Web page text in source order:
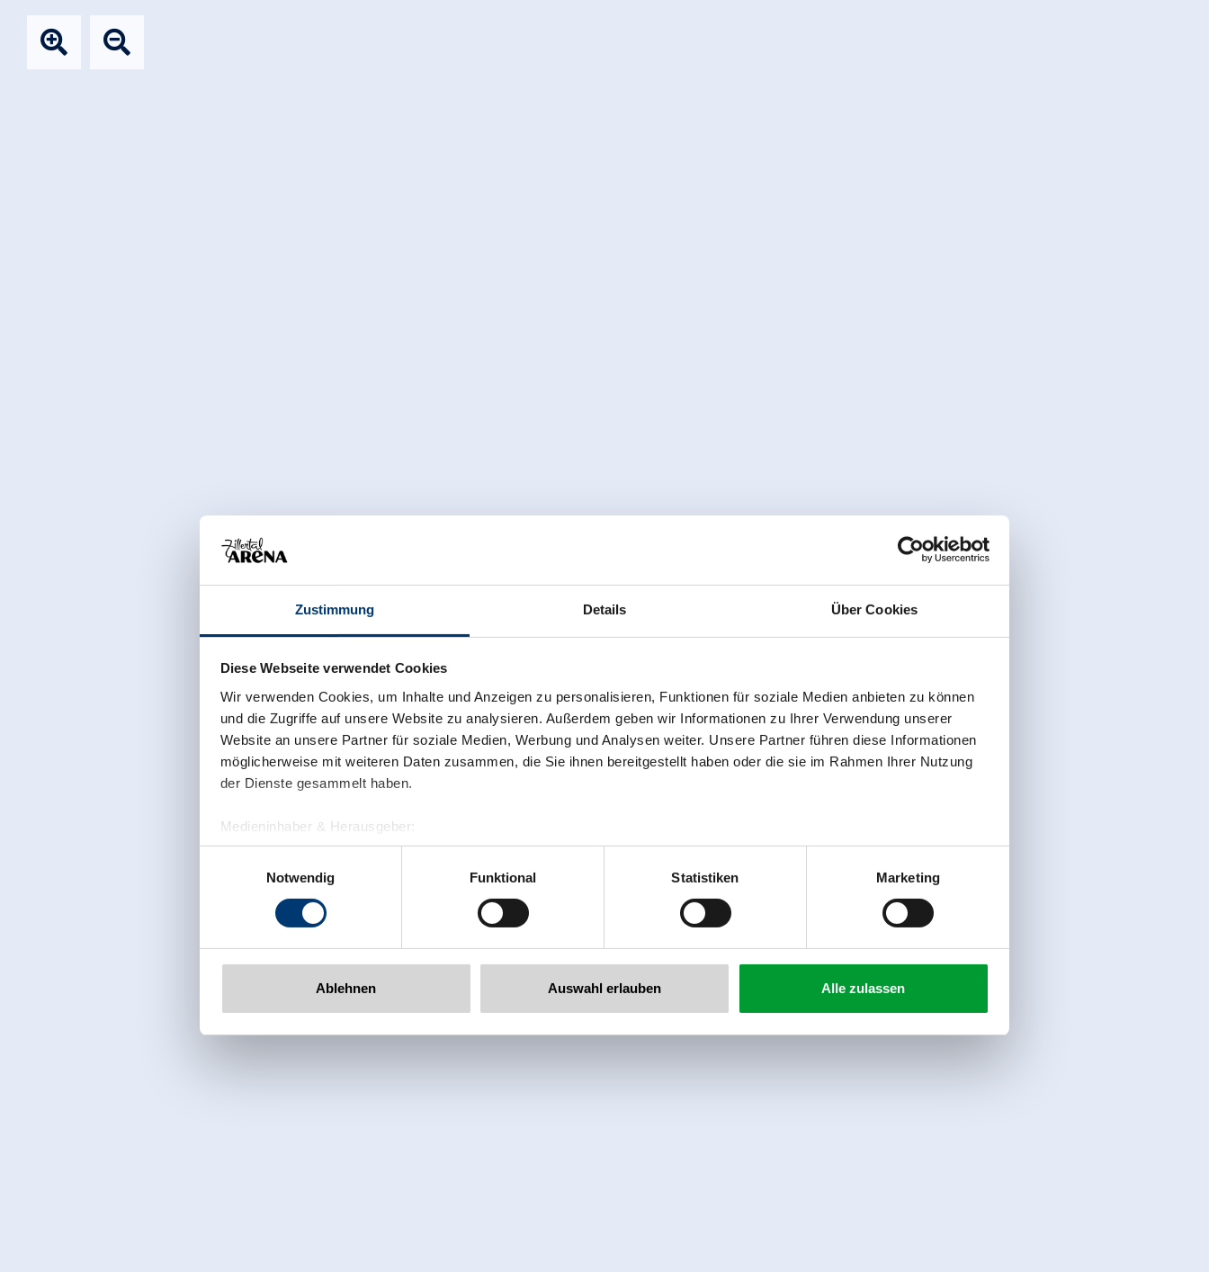
Zustimmung Details Über Cookies
Diese Webseite verwendet Cookies
Wir verwenden Cookies, um Inhalte und Anzeigen zu personalisieren, Funktionen für soziale Medien anbieten zu können
und die Zugriffe auf unsere Website zu analysieren. Außerdem geben wir Informationen zu Ihrer Verwendung unserer
Website an unsere Partner für soziale Medien, Werbung und Analysen weiter. Unsere Partner führen diese Informationen
möglicherweise mit weiteren Daten zusammen, die Sie ihnen bereitgestellt haben oder die sie im Rahmen Ihrer Nutzung
der Dienste gesammelt haben.
Medieninhaber & Herausgeber:
Zeller Bergbahnen Zillertal GmbH & Co KG
Rohr 23// A-6280 Zell am Ziller
www.zillertalarena.com
Notwendig
Funktional Statistiken Marketing
Ablehnen Auswahl erlauben Alle zulassen